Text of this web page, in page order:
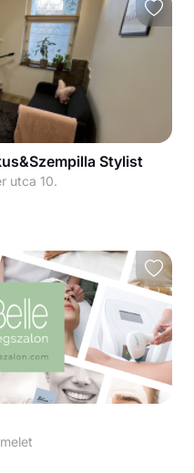
Stylist
utca 10.